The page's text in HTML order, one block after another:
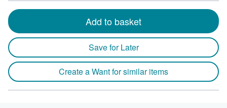
Add to basket
Save for Later
Create a Want for similar items